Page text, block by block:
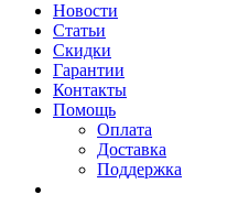
Новости
Статьи
Скидки
Гарантии
Контакты
Помощь
Оплата
Доставка
Поддержка